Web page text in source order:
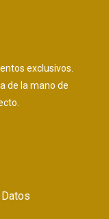
exclusivos.
de la mano de